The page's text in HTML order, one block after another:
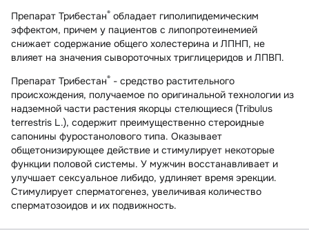
Препарат Трибестан® обладает гиполипидемическим
эффектом, причем у пациентов с липопротеинемией
снижает содержание общего холестерина и ЛПНП, не
влияет на значения сывороточных триглицеридов и ЛПВП.
Препарат Трибестан® - средство растительного
происхождения, получаемое по оригинальной технологии из
надземной части растения якорцы стелющиеся (Tribulus
terrestris L.), содержит преимущественно стероидные
сапонины фуростанолового типа. Оказывает
общетонизирующее действие и стимулирует некоторые
функции половой системы. У мужчин восстанавливает и
улучшает сексуальное либидо, удлиняет время эрекции.
Стимулирует сперматогенез, увеличивая количество
сперматозоидов и их подвижность.